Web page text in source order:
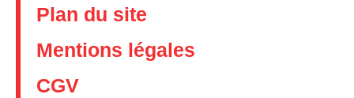
Plan du site
Mentions légales
CGV